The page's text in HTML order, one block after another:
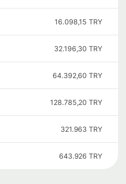
16.098,15 TRY
32.196,30 TRY
64.392,60 TRY
128.785,20 TRY
321.963 TRY
643.926 TRY